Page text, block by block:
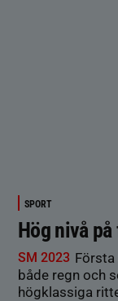
SPORT
Hög nivå
SM 2023
både regn och
högklassiga